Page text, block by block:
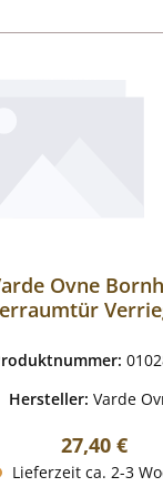
Ovne
Hersteller:Varde
Regulärer
27,40 €
Lieferzeit ca. 2-3